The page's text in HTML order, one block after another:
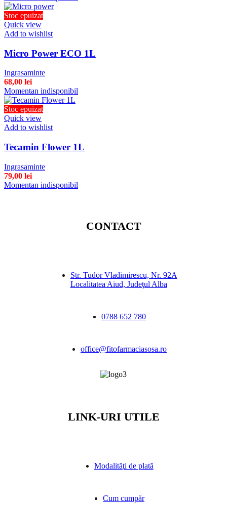
Stoc epuizat
Quick view
Add to wishlist
Micro Power ECO 1L
Ingrasaminte
68,00 lei
Momentan indisponibil
Stoc epuizat
Quick view
Add to wishlist
Tecamin Flower 1L
Ingrasaminte
79,00 lei
Momentan indisponibil
CONTACT
Str. Tudor Vladimirescu, Nr. 92A
Localitatea Aiud, Judeţul Alba
0788 652 780
office@fitofarmaciasosa.ro
LINK-URI UTILE
Modalităţi de plată
Cum cumpăr